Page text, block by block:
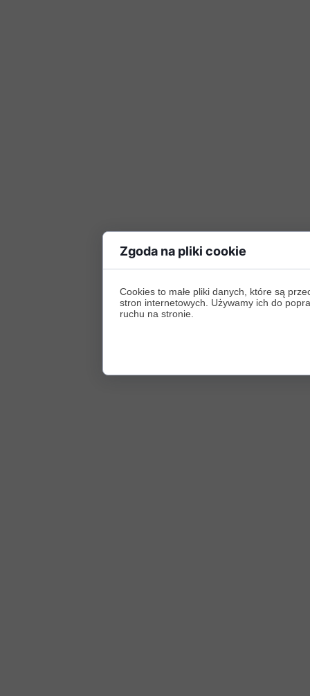
Zgoda na pliki cookie
Cookies to małe pliki danych, które są
stron internetowych. Używamy ich do
ruchu na stronie.